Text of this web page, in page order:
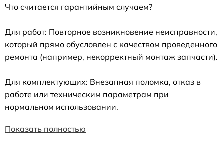
Что считается гарантийным случаем?
Для работ: Повторное возникновение неисправности,
который прямо обусловлен с качеством проведенного
ремонта (например, некорректный монтаж запчасти).
Для комплектующих: Внезапная поломка, отказ в
работе или техническим параметрам при
нормальном использовании.
Показать полностью